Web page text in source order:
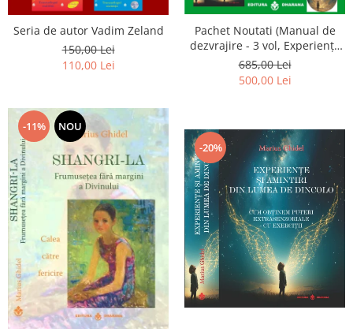
Seria de autor Vadim Zeland
150,00 Lei
110,00 Lei
Pachet Noutati (Manual de
dezvrajire - 3 vol, Experiențe
și amintiri, Rugăciunile
Luceafarului de dimineata) -
Marius Ghidel
685,00 Lei
500,00 Lei
-11% NOU
-20%